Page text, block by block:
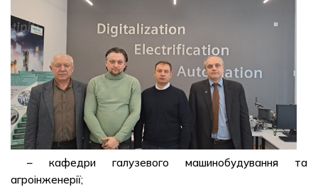
– кафедри галузевого машинобудування та
агроінженерії;